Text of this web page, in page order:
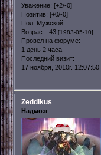
Уважение: [+2/-0]
Позитив: [+0/-0]
Пол: Мужской
Возраст: 43 [1983-05-10]
Провел на форуме:
1 день 2 часа
Последний визит:
17 ноября, 2010г. 12:07:50
Zeddikus
Надмозг